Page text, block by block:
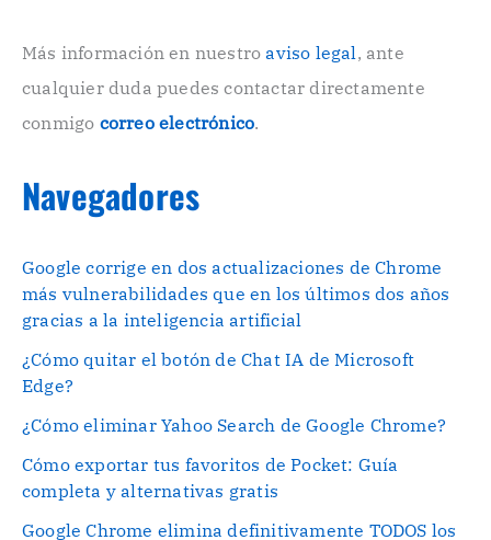
o
.
Más información en nuestroaviso legal, ante
cualquier duda puedes contactar directamente
conmigo correo electrónico.
Navegadores
Google corrige en dos actualizaciones de Chrome
más vulnerabilidades que en los últimos dos años
gracias a la inteligencia artificial
¿Cómo quitar el botón de Chat IA de Microsoft
Edge?
¿Cómo eliminar Yahoo Search de Google Chrome?
Cómo exportar tus favoritos de Pocket: Guía
completa y alternativas gratis
Google Chrome elimina definitivamente TODOS los